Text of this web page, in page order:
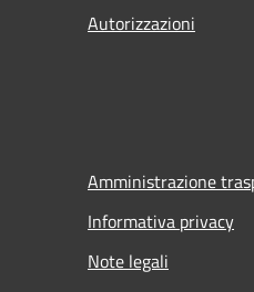
Autorizzazioni
Amministrazione
Informativa privacy
Note legali